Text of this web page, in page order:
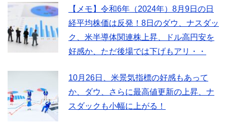
【メモ】令和6年（2024年）8月9日の日
経平均株価は反発！8日のダウ、ナスダッ
ク、米半導体関連株上昇、ドル高円安を
好感か、ただ後場では下げもアリ・・
10月26日、米景気指標の好感もあって
か、ダウ、さらに最高値更新の上昇、ナ
スダックも小幅に上がる！